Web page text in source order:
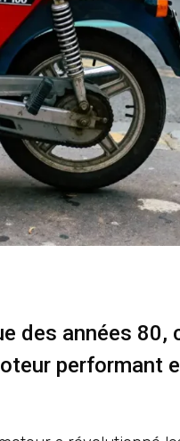
des années 80,
performant